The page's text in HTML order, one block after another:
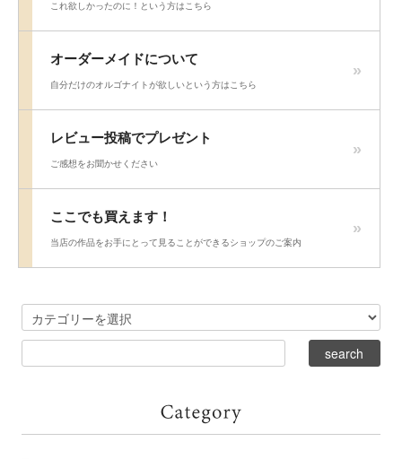
これ欲しかったのに！という方はこちら
オーダーメイドについて
自分だけのオルゴナイトが欲しいという方はこちら
レビュー投稿でプレゼント
ご感想をお聞かせください
ここでも買えます！
当店の作品をお手にとって見ることができるショップのご案内